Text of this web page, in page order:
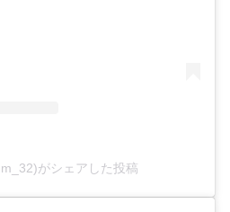
がシェアした投稿